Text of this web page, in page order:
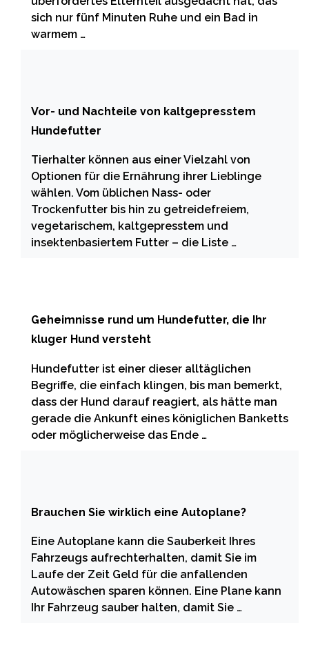
sich nur fünf Minuten Ruhe und ein Bad in
warmem …
Vor- und Nachteile von kaltgepresstem
Hundefutter
Tierhalter können aus einer Vielzahl von
Optionen für die Ernährung ihrer Lieblinge
wählen. Vom üblichen Nass- oder
Trockenfutter bis hin zu getreidefreiem,
vegetarischem, kaltgepresstem und
insektenbasiertem Futter – die Liste …
Geheimnisse rund um Hundefutter, die Ihr
kluger Hund versteht
Hundefutter ist einer dieser alltäglichen
Begriffe, die einfach klingen, bis man bemerkt,
dass der Hund darauf reagiert, als hätte man
gerade die Ankunft eines königlichen Banketts
oder möglicherweise das Ende …
Brauchen Sie wirklich eine Autoplane?
Eine Autoplane kann die Sauberkeit Ihres
Fahrzeugs aufrechterhalten, damit Sie im
Laufe der Zeit Geld für die anfallenden
Autowäschen sparen können. Eine Plane kann
Ihr Fahrzeug sauber halten, damit Sie …